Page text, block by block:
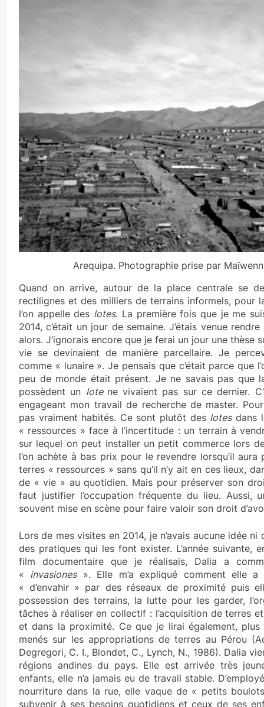
Arequipa. Photographie prise par
Quand on arrive, autour de la place centrale se
rectilignes et des milliers de terrains informels, pour
l’on appelle des lotes. La première fois que je me
2014, c’était un jour de semaine. J’étais venue
alors. J’ignorais encore que je ferai un jour une thèse
vie se devinaient de manière parcellaire. Je
comme « lunaire ». Je pensais que c’était parce que
peu de monde était présent. Je ne savais pas que
possèdent un lote ne vivaient pas sur ce dernier.
engageant mon travail de recherche de master.
pas vraiment habités. Ce sont plutôt des lotesdans
« ressources » face à l’incertitude : un terrain à
sur lequel on peut installer un petit commerce lors
l’on achète à bas prix pour le revendre lorsqu’il
terres « ressources » sans qu’il n’y ait en ces lieux,
de « vie » au quotidien. Mais pour préserver son
faut justifier l’occupation fréquente du lieu. Aussi,
souvent mise en scène pour faire valoir son droit
Lors de mes visites en 2014, je n’avais aucune idée ni
des pratiques qui les font exister. L’année suivante,
film documentaire que je réalisais, Dalia a
« invasiones». Elle m’a expliqué comment elle a
« d’envahir » par des réseaux de proximité puis
possession des terrains, la lutte pour les garder,
tâches à réaliser en collectif : l’acquisition de terres
et dans la proximité. Ce que je lirai également,
menés sur les appropriations de terres au Pérou
Degregori, C. I., Blondet, C., Lynch, N., 1986). Dalia
régions andines du pays. Elle est arrivée très
enfants, elle n’a jamais eu de travail stable.
nourriture dans la rue, elle vaque de « petits
subvenir à ses besoins quotidiens et ceux de ses